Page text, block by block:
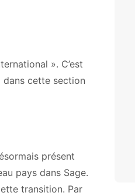
». C’est
dans cette section
présent
pays dans Sage.
transition. Par